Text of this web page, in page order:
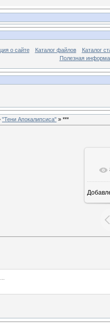
о сайте Каталог файлов
Каталог
Полезная
"Тени Апокалипсиса" » ***